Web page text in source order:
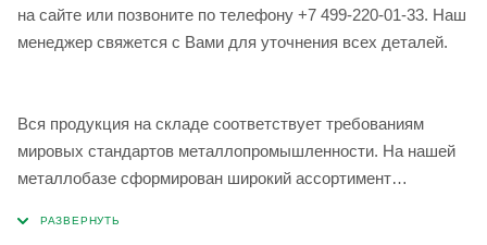
на сайте или позвоните по телефону +7 499-220-01-33. Наш
менеджер свяжется с Вами для уточнения всех деталей.
Вся продукция на складе соответствует требованиям
мировых стандартов металлопромышленности. На нашей
металлобазе сформирован широкий ассортимент